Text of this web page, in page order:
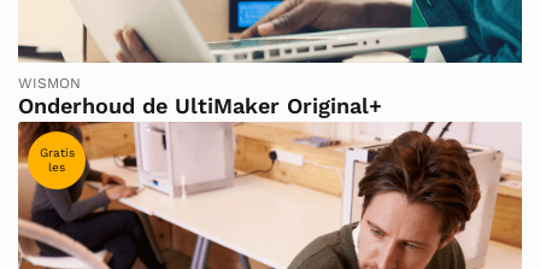
WISMON
Onderhoud de UltiMaker Original+
Gratis
les